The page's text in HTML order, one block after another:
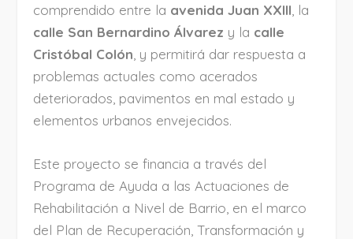
comprendido entre la avenida Juan XXIII , la
calle San Bernardino Álvarez y la calle
Cristóbal Colón , y permitirá dar respuesta a
problemas actuales como acerados
deteriorados, pavimentos en mal estado y
elementos urbanos envejecidos.
Este proyecto se financia a través del
Programa de Ayuda a las Actuaciones de
Rehabilitación a Nivel de Barrio, en el marco
del Plan de Recuperación, Transformación y